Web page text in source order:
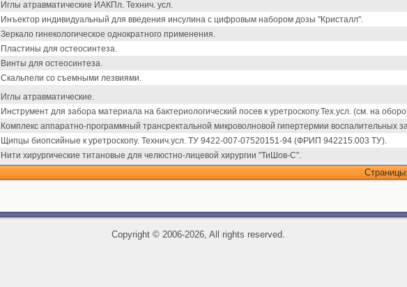
Иглы атравматические ИАКПл. Технич. усл.
Инъектор индивидуальный для введения инсулина с цифровым набором дозы "Кристалл".
Зеркало гинекологическое однократного применения.
Пластины для остеосинтеза.
Винты для остеосинтеза.
Скальпели со съемными лезвиями.
Иглы атравматические.
Инструмент для забора материала на бактериологический посев к уретроскопу.Тех.усл. (см. на
Комплекс аппаратно-программный трансректальной микроволновой гипертермии воспалительных
Щипцы биопсийные к уретроскопу. Технич.усл. ТУ 9422-007-07520151-94 (ФРИП 942215.003 ТУ).
Нити хирургические титановые для челюстно-лицевой хирургии "ТиШов-С".
Страницы:
Copyright ©2006-2026, All rights reserved.